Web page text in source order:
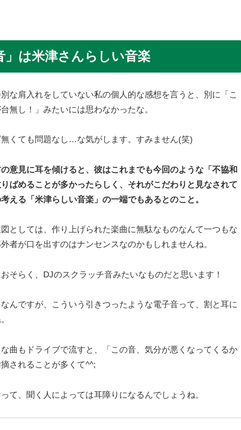
」は米津さんらしい音楽
な肩入れをしていない私の個人的な感想を言うと、別に「こ
無し！」みたいには思わなかったな。
くても問題なし…な気がします。すみません(笑)
意見に耳を傾けると、彼はこれまでも今回のような「不協和
ばめることが多かったらしく、それがこだわりと見なされて
える「米津らしい音楽」の一端でもあるとのこと。
としては、作り上げられた楽曲に無駄なものなんて一つもな
者が口を出すのはナンセンスなのかもしれませんね。
そらく、DJのスクラッチ音みたいなものだと思います！
んですが、こういう引きつったような電子音って、割と耳に
曲もドライブで流すと、「この音、気分が悪くなってくるか
されることが多くて^^;
て、聞く人によっては耳障りになるんでしょうね。